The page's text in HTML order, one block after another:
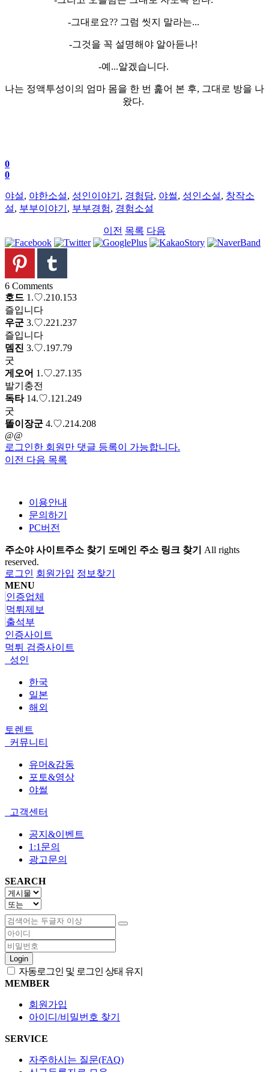
-그대로요?? 그럼 씻지 말라는...
-그것을 꼭 설명해야 알아듣나!
-예...알겠습니다.
나는 정액투성이의 엄마 몸을 한 번 훑어 본 후, 그대로 방을 나
왔다.
0
0
야설, 야한소설, 성인이야기 , 경험담, 야썰, 성인소설, 창작소
설, 부부이야기 , 부부경험, 경험소설
이전 목록 다음
6 Comments
호드 1.♡.210.153
즐입니다
우군 3.♡.221.237
즐입니다
뎀진 3.♡.197.79
굿
게오어 1.♡.27.135
발기충전
독타 14.♡.121.249
굿
똘이장군 4.♡.214.208
@@
로그인한 회원만 댓글 등록이 가능합니다.
이전 다음 목록
이용안내
문의하기
PC버전
주소야 사이트주소 찾기 도메인 주소 링크 찾기 All rights
reserved.
로그인 회원가입 정보찾기
MENU
인증업체
먹튀제보
출석부
인증사이트
먹튀 검증사이트
성인
한국
일본
해외
토렌트
커뮤니티
유머&감동
포토&영상
야썰
고객센터
공지&이벤트
1:1문의
광고문의
SEARCH
Login
자동로그인 및 로그인 상태 유지
MEMBER
회원가입
아이디/비밀번호 찾기
SERVICE
자주하시는 질문(FAQ)